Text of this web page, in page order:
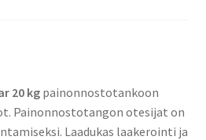
20 kgpainonnostotankoon
Painonnostotangon otesijat on
Laadukas laakerointi ja